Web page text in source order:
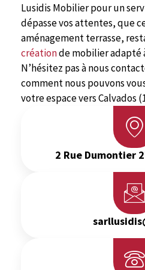
Lusidis Mobilier pour un
dépasse vos attentes, que
aménagement terrasse,
créationde mobilier adapté
N’hésitez pas à nous
comment nous pouvons
votre espace vers Calvados
2 Rue Dumontier